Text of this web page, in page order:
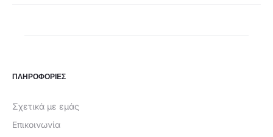
ΠΛΗΡΟΦΟΡΙΕΣ
Σχετικά με εμάς
Επικοινωνία